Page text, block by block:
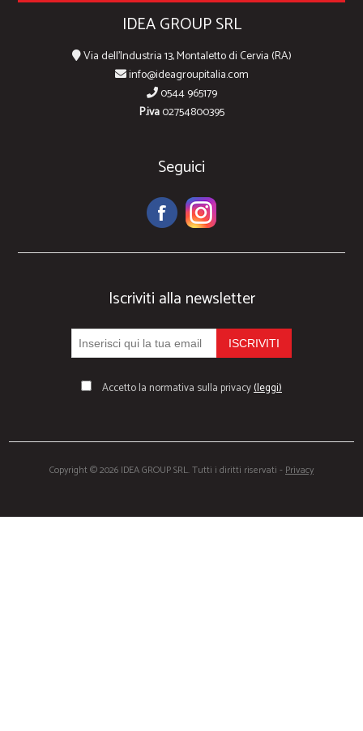
IDEA GROUP SRL
Via dell'Industria 13, Montaletto di Cervia (RA)
info@ideagroupitalia.com
0544 965179
P.iva02754800395
Seguici
Iscriviti alla newsletter
Accetto la normativa sulla privacy(leggi)
Copyright © 2026 IDEA GROUP SRL. Tutti i diritti riservati -Privacy